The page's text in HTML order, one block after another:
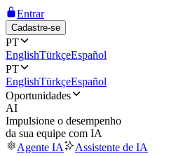
Entrar
Cadastre-se
PT
EnglishTürkçeEspañol
PT
EnglishTürkçeEspañol
Oportunidades
AI
Impulsione o desempenho
da sua equipe com IA
Agente IA
Assistente de IA